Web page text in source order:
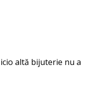
altă bijuterie nu a